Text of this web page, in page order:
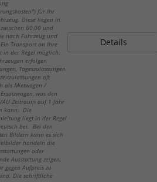
für Ihr
Diese liegen in
60,00 und
nach Fahrzeug und
Transport an Ihre
in der Regel möglich.
erfolgen
Tageszulassungen
oft
als Mietwagen /
was den
AU Zeitraum auf 1 Jahr
kann. Die
liegt in der Regel
bei. Bei den
Bildern kann es sich
handeln die
oder
Ausstattung zeigen,
gegen Aufpreis zu
Die schriftliche
Details